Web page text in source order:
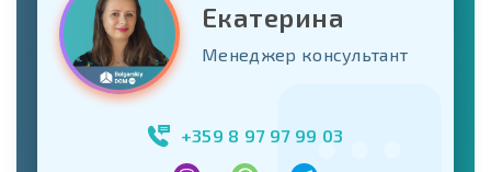
Екатерина
Менеджер консультант
+359 8 97 97 99 03